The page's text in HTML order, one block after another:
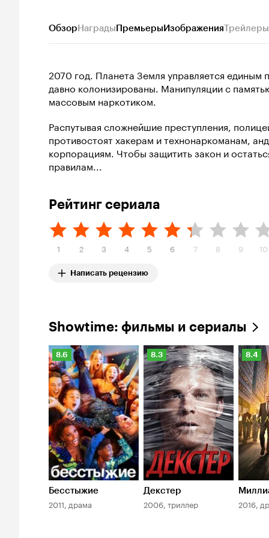
ОбзорНаградыПремьерыИзображенияТрейлеры
2070 год. Планета Земля управляется
давно колонизированы. Манипуляции с
массовым наркотиком.
Распутывая сложнейшие преступления,
противостоят хакерам и технонаркоманам,
корпорациям. Чтобы защитить закон и
правилам...
Рейтинг сериала
1 2 3 4 5 6 7 8 9 10
Написать рецензию
Showtime: фильмы и сериалы
Рейтинг
Кинопоиска
8.6
8.6
Бесстыжие
2011, драма
Рейтинг
Кинопоиска
8.3
8.3
Декстер
2006, триллер
8.4
8.4
2016,